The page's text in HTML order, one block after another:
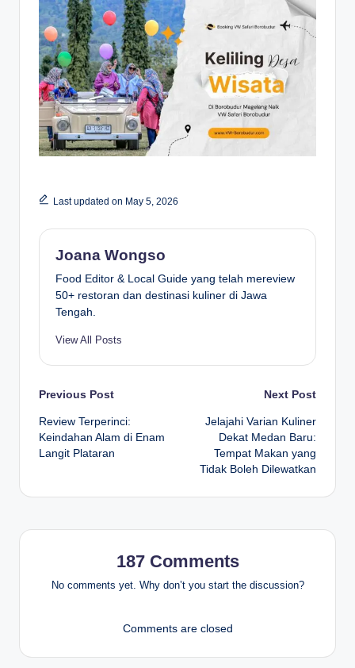
Last updated on May 5, 2026
Joana Wongso
Food Editor & Local Guide yang telah mereview
50+ restoran dan destinasi kuliner di Jawa
Tengah.
View All Posts
Post
navigation
Previous Post
Review Terperinci:
Keindahan Alam di Enam
Langit Plataran
Next Post
Jelajahi Varian Kuliner
Dekat Medan Baru:
Tempat Makan yang
Tidak Boleh Dilewatkan
187 Comments
No comments yet. Why don’t you start the discussion?
Comments are closed